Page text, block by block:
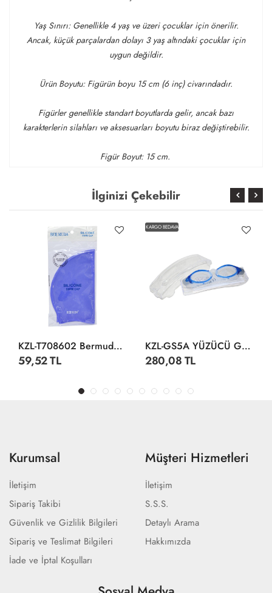
Yaş Sınırı: Genellikle 4 yaş ve üzeri çocuklar için önerilir.
Ancak, küçük parçalardan dolayı 3 yaş altındaki çocuklar için
uygun değildir.
Ürün Boyutu: Figürün boyu 15 cm (6 inç) civarındadır.
Figürler genellikle standart boyutlarda gelir, ancak bazı
karakterlerin silahları ve aksesuarları boyutu biraz değiştirebilir.
Figür Boyut: 15 cm.
İlginizi Çekebilir
KZL-T708602 Bermuda Silikon Bone
59,52 TL
KARGO BEDAVA
KZL-GS5A YÜZÜCÜ GÖZLÜĞÜ SİLİKON ANT
280,08 TL
Kurumsal
İletişim
Sipariş Takibi
Güvenlik ve Gizlilik Bilgileri
Sipariş ve Teslimat Bilgileri
İade ve İptal Koşulları
Müşteri Hizmetleri
İletişim
S.S.S.
Detaylı Arama
Hakkımızda